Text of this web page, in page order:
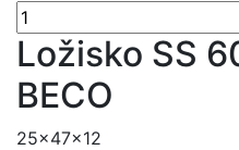
Ložisko SS
BECO
25x47x12